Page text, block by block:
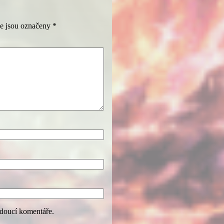
jsou označeny *
komentáře.